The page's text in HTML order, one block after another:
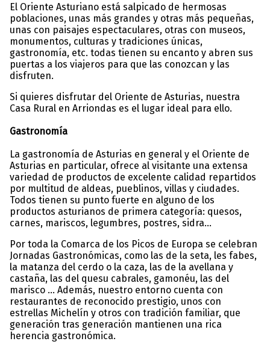
El Oriente Asturiano está salpicado de hermosas
poblaciones, unas más grandes y otras más pequeñas,
unas con paisajes espectaculares, otras con museos,
monumentos, culturas y tradiciones únicas,
gastronomía, etc. todas tienen su encanto y abren sus
puertas a los viajeros para que las conozcan y las
disfruten.
Si quieres disfrutar del Oriente de Asturias, nuestra
Casa Rural en Arriondas es el lugar ideal para ello.
Gastronomía
La gastronomía de Asturias en general y el Oriente de
Asturias en particular, ofrece al visitante una extensa
variedad de productos de excelente calidad repartidos
por multitud de aldeas, pueblinos, villas y ciudades.
Todos tienen su punto fuerte en alguno de los
productos asturianos de primera categoría: quesos,
carnes, mariscos, legumbres, postres, sidra…
Por toda la Comarca de los Picos de Europa se celebran
Jornadas Gastronómicas, como las de la seta, les fabes,
la matanza del cerdo o la caza, las de la avellana y
castaña, las del quesu cabrales, gamonéu, las del
marisco … Además, nuestro entorno cuenta con
restaurantes de reconocido prestigio, unos con
estrellas Michelín y otros con tradición familiar, que
generación tras generación mantienen una rica
herencia gastronómica.